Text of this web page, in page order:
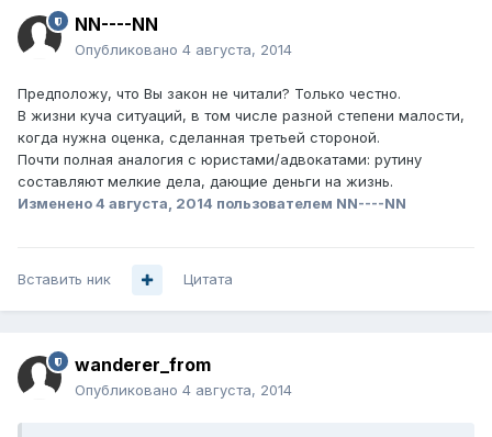
NN----NN
Опубликовано 4 августа, 2014
Предположу, что Вы закон не читали? Только честно.
В жизни куча ситуаций, в том числе разной степени малости,
когда нужна оценка, сделанная третьей стороной.
Почти полная аналогия с юристами/адвокатами: рутину
составляют мелкие дела, дающие деньги на жизнь.
Изменено4 августа, 2014 пользователем NN----NN
Вставить ник Цитата
wanderer_from
Опубликовано 4 августа, 2014